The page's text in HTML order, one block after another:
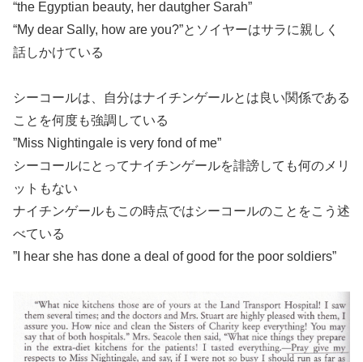
“the Egyptian beauty, her dautgher Sarah”
“My dear Sally, how are you?”とソイヤーはサラに親しく
話しかけている
シーコールは、自分はナイチンゲールとは良い関係である
ことを何度も強調している
”Miss Nightingale is very fond of me”
シーコールにとってナイチンゲールを誹謗しても何のメリ
ットもない
ナイチンゲールもこの時点ではシーコールのことをこう述
べている
”I hear she has done a deal of good for the poor soldiers”